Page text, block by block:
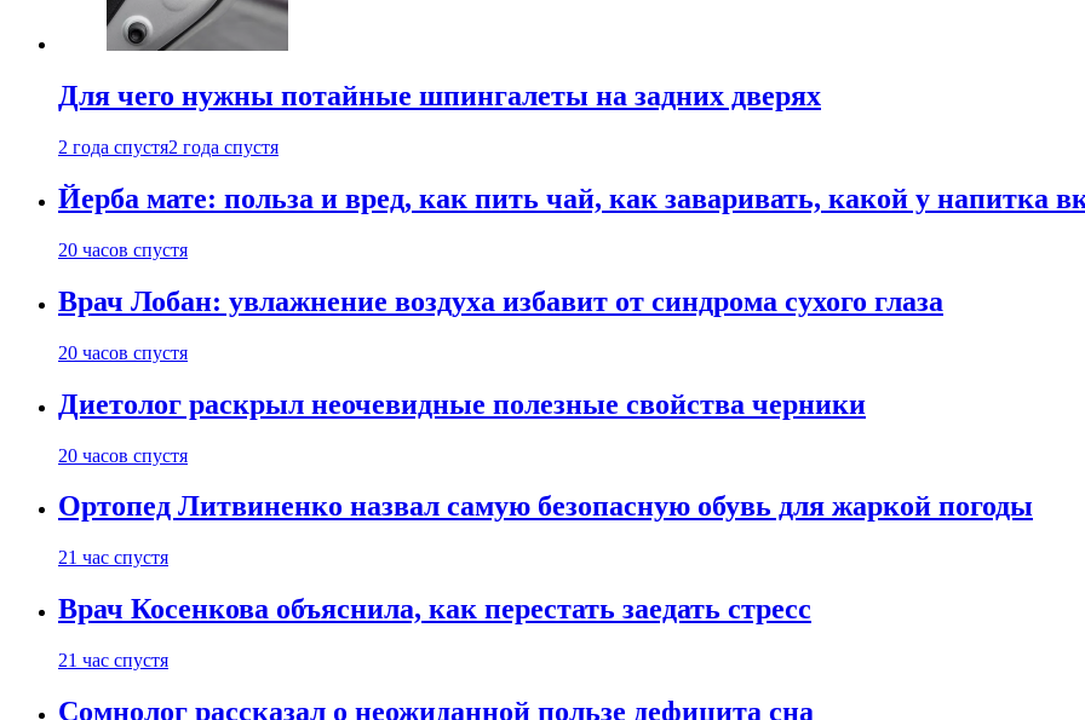
Для чего нужны потайные шпингалеты на задних дверях
2 года спустя2 года спустя
Йерба мате: польза и вред, как пить чай, как заваривать, какой у напитка
20 часов спустя
Врач Лобан: увлажнение воздуха избавит от синдрома сухого глаза
20 часов спустя
Диетолог раскрыл неочевидные полезные свойства черники
20 часов спустя
Ортопед Литвиненко назвал самую безопасную обувь для жаркой погоды
21 час спустя
Врач Косенкова объяснила, как перестать заедать стресс
21 час спустя
Сомнолог рассказал о неожиданной пользе дефицита сна